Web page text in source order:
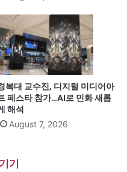
복대 교수진, 디지털 미디어아
페스타 참가…AI로 민화 새롭
해석
August 7, 2026
기